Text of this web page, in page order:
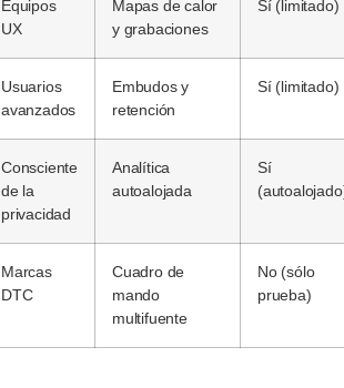
Equipos
UX
Mapas de calor
y grabaciones
Sí (limitado)
Usuarios
avanzados
Embudos y
retención
Sí (limitado)
Consciente
de la
privacidad
Analítica
autoalojada
Sí
Marcas
DTC
Cuadro de
mando
multifuente
No (sólo
prueba)